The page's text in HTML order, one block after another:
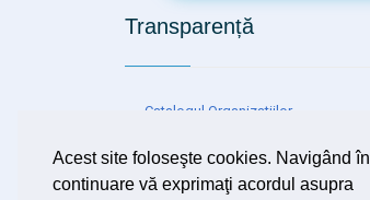
Acest site foloseşte cookies. Navigând în
continuare vă exprimaţi acordul asupra
Transparență
Catalogul Organizațiilor
Consultare și Transparență